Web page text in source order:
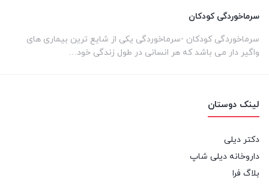
لینک دوستان
دکتر دیلی
داروخانه دیلی شاپ
بلاگ فرا
سرماخوردگی کودکان
سرماخوردگی کودکان -سرماخوردگی یکی از شایع ترین بیماری های
واگیر دار می باشد که هر انسانی در طول زندگی خود…